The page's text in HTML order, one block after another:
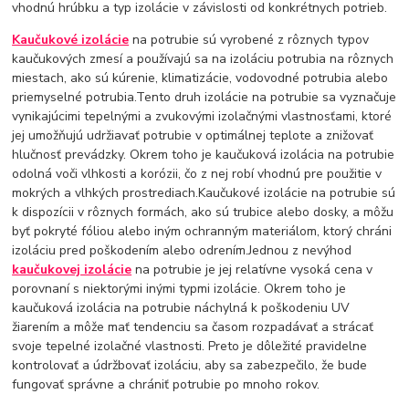
vhodnú hrúbku a typ izolácie v závislosti od konkrétnych potrieb.
Kaučukové izolácie na potrubie sú vyrobené z rôznych typov
kaučukových zmesí a používajú sa na izoláciu potrubia na rôznych
miestach, ako sú kúrenie, klimatizácie, vodovodné potrubia alebo
priemyselné potrubia.Tento druh izolácie na potrubie sa vyznačuje
vynikajúcimi tepelnými a zvukovými izolačnými vlastnosťami, ktoré
jej umožňujú udržiavať potrubie v optimálnej teplote a znižovať
hlučnosť prevádzky. Okrem toho je kaučuková izolácia na potrubie
odolná voči vlhkosti a korózii, čo z nej robí vhodnú pre použitie v
mokrých a vlhkých prostrediach.Kaučukové izolácie na potrubie sú
k dispozícii v rôznych formách, ako sú trubice alebo dosky, a môžu
byť pokryté fóliou alebo iným ochranným materiálom, ktorý chráni
izoláciu pred poškodením alebo odrením.Jednou z nevýhod
kaučukovej izolácie na potrubie je jej relatívne vysoká cena v
porovnaní s niektorými inými typmi izolácie. Okrem toho je
kaučuková izolácia na potrubie náchylná k poškodeniu UV
žiarením a môže mať tendenciu sa časom rozpadávať a strácať
svoje tepelné izolačné vlastnosti. Preto je dôležité pravidelne
kontrolovať a údržbovať izoláciu, aby sa zabezpečilo, že bude
fungovať správne a chrániť potrubie po mnoho rokov.